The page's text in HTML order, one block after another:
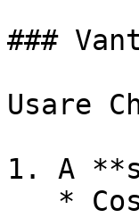
###
Usare
1. A